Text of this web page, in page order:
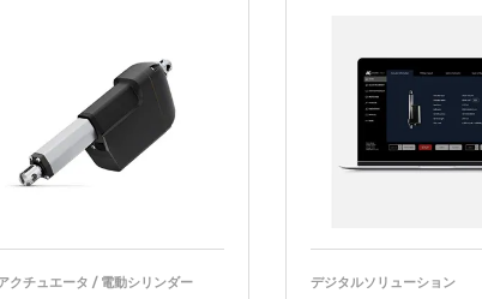
クチュエータ / 電動シリンダー デジタルソリューション